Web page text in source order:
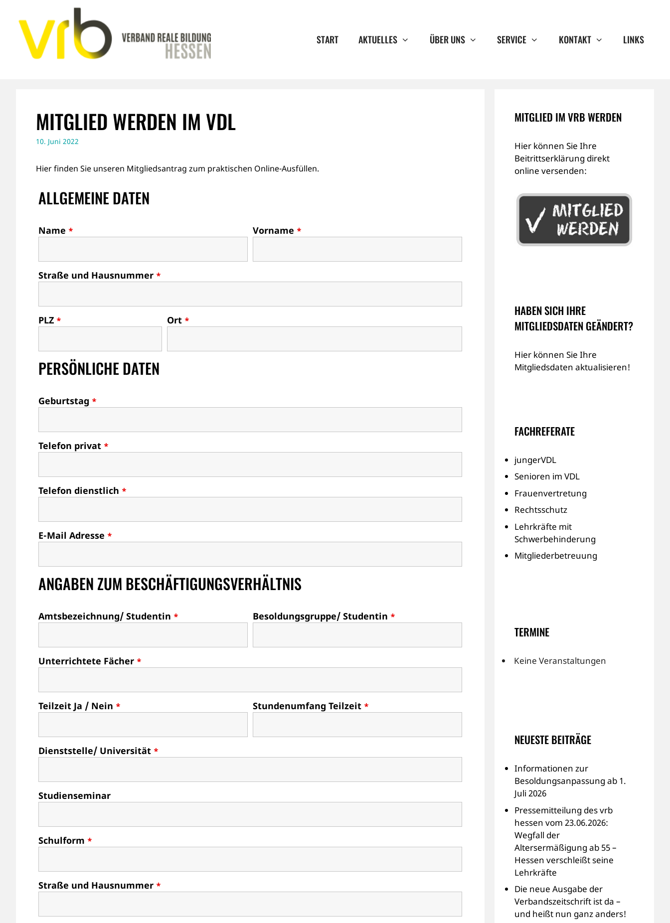
Inhalt
springen
START AKTUELLES ÜBER UNS SERVICE KONTAKT LINKS
MITGLIED WERDEN IM VDL
10. Juni 2022
Hier finden Sie unseren Mitgliedsantrag zum praktischen Online-Ausfüllen.
ALLGEMEINE DATEN
Name * Vorname *
Straße und Hausnummer *
PLZ * Ort *
PERSÖNLICHE DATEN
Geburtstag *
Telefon privat *
Telefon dienstlich *
E-Mail Adresse *
ANGABEN ZUM BESCHÄFTIGUNGSVERHÄLTNIS
Amtsbezeichnung/ Studentin * Besoldungsgruppe/ Studentin *
Unterrichtete Fächer *
Teilzeit Ja / Nein * Stundenumfang Teilzeit *
Dienststelle/ Universität *
Studienseminar
Schulform *
Straße und Hausnummer *
MITGLIED IM VRB WERDEN
Hier können Sie Ihre
Beitrittserklärung direkt
online versenden:
HABEN SICH IHRE
MITGLIEDSDATEN GEÄNDERT?
Hier können Sie Ihre
Mitgliedsdaten aktualisieren!
FACHREFERATE
jungerVDL
Senioren im VDL
Frauenvertretung
Rechtsschutz
Lehrkräfte mit
Schwerbehinderung
Mitgliederbetreuung
TERMINE
Keine Veranstaltungen
NEUESTE BEITRÄGE
Informationen zur
Besoldungsanpassung ab 1.
Juli 2026
Pressemitteilung des vrb
hessen vom 23.06.2026:
Wegfall der
Altersermäßigung ab 55 –
Hessen verschleißt seine
Lehrkräfte
Die neue Ausgabe der
Verbandszeitschrift ist da –
und heißt nun ganz anders!